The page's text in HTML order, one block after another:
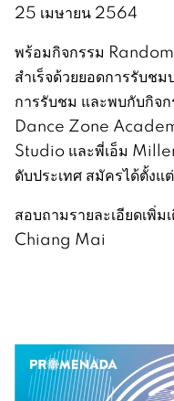
25 เมษายน 2564
พร้อมกิจกรรม
สำเร็จด้วยยอดการรับ
การรับชม และพบกับกิจ
Dance Zone
Studio และพี่เอ็ม
ดับประเทศ สมัครได้ตั้ง
สอบถามรายละเอียดเพิ่
Chiang Mai